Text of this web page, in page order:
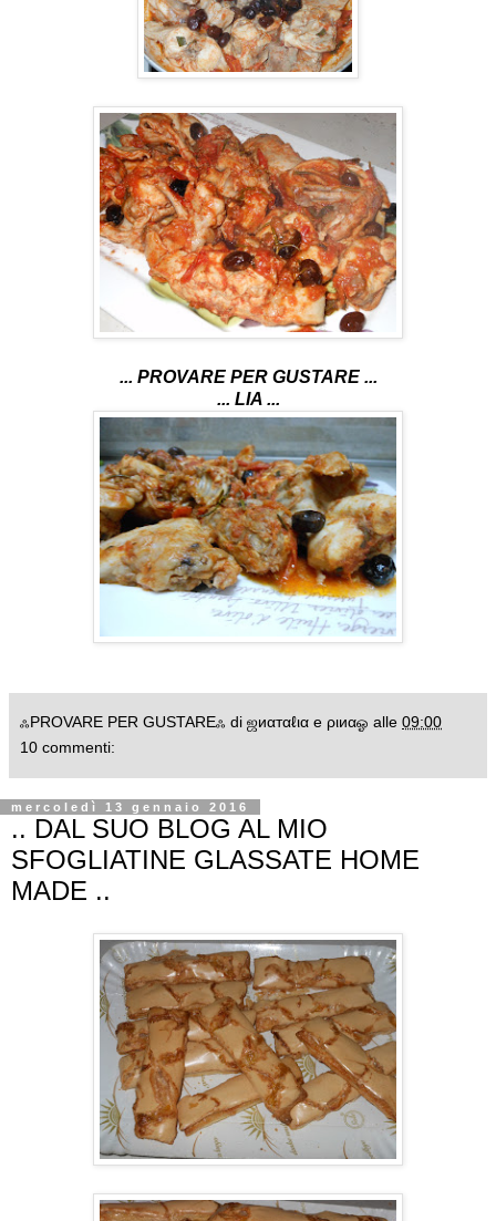
... PROVARE PER GUSTARE ...
... LIA ...
ஃPROVARE PER GUSTAREஃ di ஜиαтαℓια e ριиαஓ alle 09:00
10 commenti:
mercoledì 13 gennaio 2016
.. DAL SUO BLOG AL MIO
SFOGLIATINE GLASSATE HOME
MADE ..